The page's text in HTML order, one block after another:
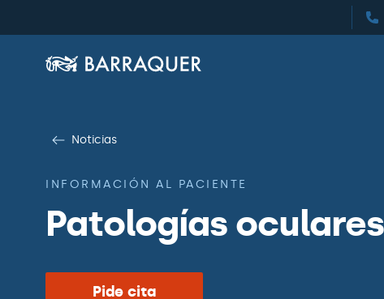
Noticias
INFORMACIÓN AL PACIENTE
Patologías
Pide cita